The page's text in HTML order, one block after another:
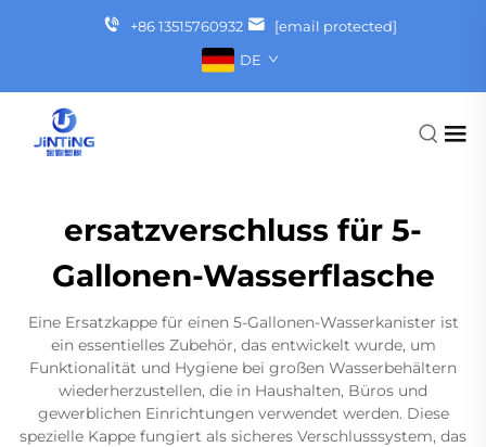
+86 13515760932
[email protected]
DE
ersatzverschluss für 5-
Gallonen-Wasserflasche
Eine Ersatzkappe für einen 5-Gallonen-Wasserkanister ist
ein essentielles Zubehör, das entwickelt wurde, um
Funktionalität und Hygiene bei großen Wasserbehältern
wiederherzustellen, die in Haushalten, Büros und
gewerblichen Einrichtungen verwendet werden. Diese
spezielle Kappe fungiert als sicheres Verschlusssystem, das